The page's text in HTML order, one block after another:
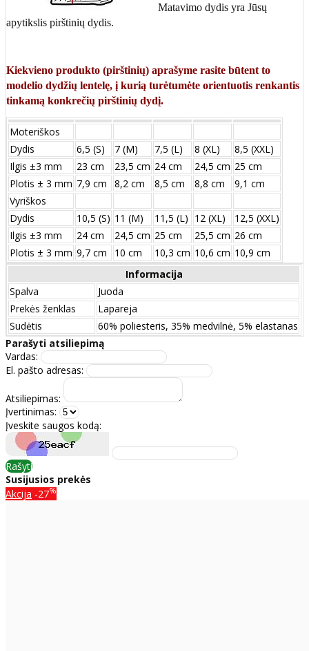
Matavimo dydis yra Jūsų
apytikslis pirštinių dydis.
Kiekvieno produkto (pirštinių) aprašyme rasite būtent to
modelio dydžių lentelę, į kurią turėtumėte orientuotis renkantis
tinkamą konkrečių pirštinių dydį.
Moteriškos
Dydis
6,5 (S) 7 (M) 7,5 (L) 8 (XL)
8,5 (XXL)
Ilgis ±3 mm
23 cm 23,5 cm 24 cm 24,5 cm 25 cm
Plotis ± 3 mm 7,9 cm 8,2 cm 8,5 cm 8,8 cm
9,1 cm
Vyriškos
Dydis
10,5 (S) 11 (M) 11,5 (L) 12 (XL)
12,5 (XXL)
Ilgis ±3 mm
24 сm 24,5 сm 25 сm 25,5 сm 26 сm
Plotis ± 3 mm 9,7 сm 10 сm 10,3 сm 10,6 сm 10,9 сm
Informacija
Spalva
Juoda
Prekės ženklas
Lapareja
Sudėtis
60% poliesteris, 35% medvilnė, 5% elastanas
Parašyti atsiliepimą
Vardas:
El. pašto adresas:
Atsiliepimas:
Įvertinimas:
Įveskite saugos kodą:
Rašyti
Susijusios prekės
Akcija -27%